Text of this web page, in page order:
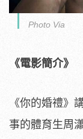
Photo Via
《電影簡介》
《你的婚禮》
事的體育生周